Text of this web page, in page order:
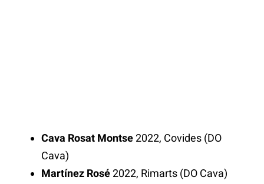
Cava Rosat Montse2022, Covides (DO
Cava)
Martínez Rosé2022, Rimarts (DO Cava)